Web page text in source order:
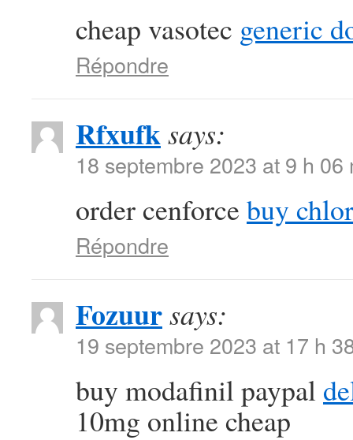
cheap vasotec generic
Répondre
Rfxufksays:
18 septembre 2023 at 9 h 06
order cenforce buy
Répondre
Fozuursays:
19 septembre 2023 at 17 h
buy modafinil paypal
10mg online cheap